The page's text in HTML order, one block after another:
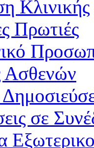
Κλινικής
Πρωτιές
Ασθενών
σε